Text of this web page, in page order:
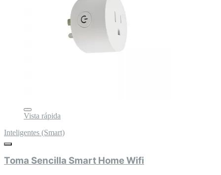
Vista rápida
Inteligentes (Smart)
Toma Sencilla Smart Home Wifi